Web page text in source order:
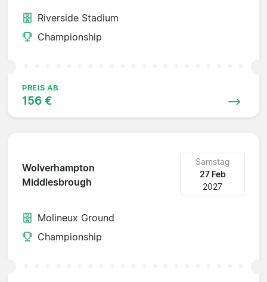
Riverside Stadium
Championship
PREIS AB
156 €
Wolverhampton
Middlesbrough
Samstag
27 Feb
2027
Molineux Ground
Championship